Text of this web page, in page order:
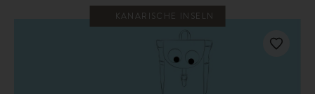
KANARISCHE INSELN